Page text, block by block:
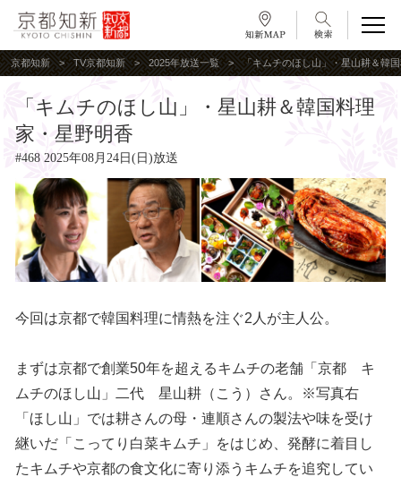
京都知新 TV京都知新 2025年放送一覧 「キムチのほし山」・星山耕＆韓
「キムチのほし山」・星山耕＆韓国料理
家・星野明香
#468 2025年08月24日(日)放送
今回は京都で韓国料理に情熱を注ぐ2人が主人公。
まずは京都で創業50年を超えるキムチの老舗「京都 キ
ムチのほし山」二代 星山耕（こう）さん。※写真右
「ほし山」では耕さんの母・連順さんの製法や味を受け
継いだ「こってり白菜キムチ」をはじめ、発酵に着目し
たキムチや京都の食文化に寄り添うキムチを追究してい